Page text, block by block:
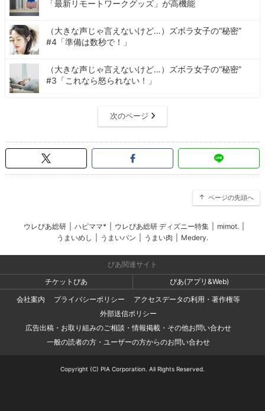
「最新リモートワークグッズ」が高機能
（大きな声じゃ言えないけど…）ズボラ女子の“秘密”
#4「準備は数秒で！」
（大きな声じゃ言えないけど…）ズボラ女子の“秘密”
#3「これなら怒られない！」
次のページ
ページの先頭へ
ウレぴあ総研 ハピママ* ウレぴあ総研 ディズニー特集 mimot.
うまいめし
うまいパン うまい肉 Medery.
ぴあ関連サイト
チケットぴあ
ぴあ(アプリ&Web)
会社案内
プライバシーポリシー
アクセスデータの利用・著作権等
外部送信ポリシー
広告出稿・お取り組みのご相談・情報掲載・その他お問い合わせ
一般の読者の方・ユーザーの方からのお問い合わせ
Copyright (C) PIA Corporation. All Rights Reserved.